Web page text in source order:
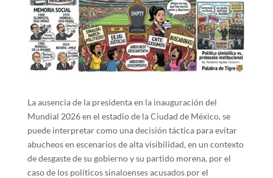
La ausencia de la presidenta en la inauguración del
Mundial 2026 en el estadio de la Ciudad de México, se
puede interpretar como una decisión táctica para evitar
abucheos en escenarios de alta visibilidad, en un contexto
de desgaste de su gobierno y su partido morena, por el
caso de los políticos sinaloenses acusados por el